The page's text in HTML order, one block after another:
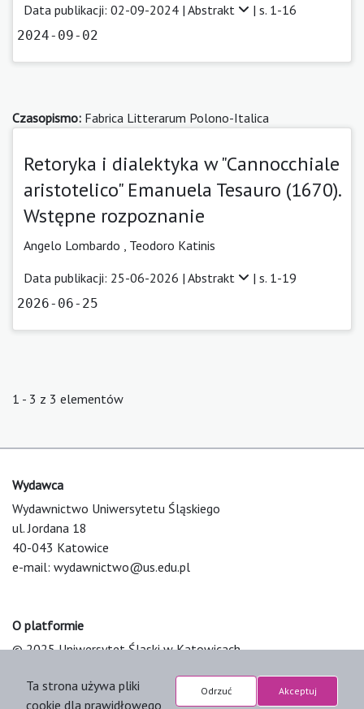
Data publikacji: 02-09-2024 | Abstrakt | s. 1-16
2024-09-02
Czasopismo: Fabrica Litterarum Polono-Italica
Retoryka i dialektyka w "Cannocchiale
aristotelico" Emanuela Tesauro (1670).
Wstępne rozpoznanie
Angelo Lombardo
Teodoro Katinis
Data publikacji: 25-06-2026 | Abstrakt | s. 1-19
2026-06-25
1 - 3 z 3 elementów
Wydawca
Wydawnictwo Uniwersytetu Śląskiego
ul. Jordana 18
40-043 Katowice
e-mail: wydawnictwo@us.edu.pl
O platformie
© 2025 Uniwersytet Śląski w Katowicach
Platform & Workflow by OJS/PKP
Ta strona używa pliki
cookie dla prawidłowego
Odrzuć Akceptuj